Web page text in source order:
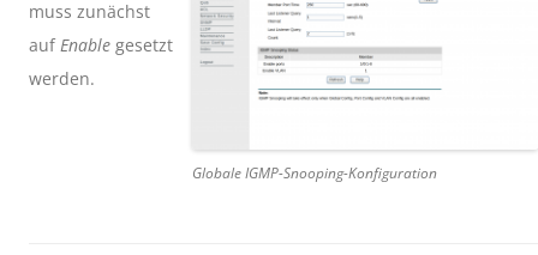
muss zunächst
aufEnable gesetzt
werden.
Globale IGMP-Snooping-Konfiguration